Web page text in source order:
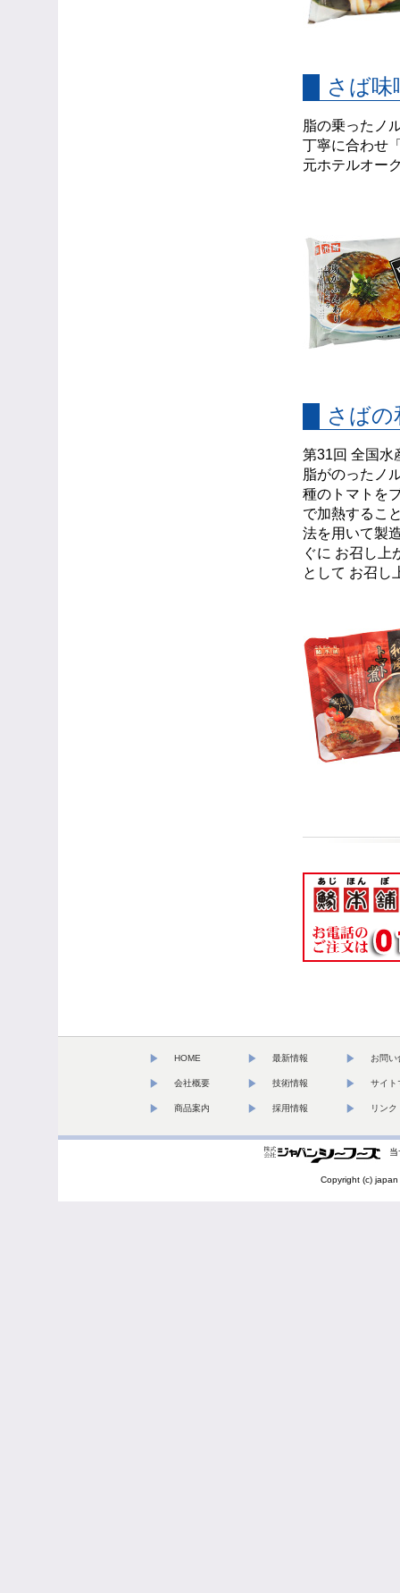
さば味
脂の乗ったノ
丁寧に合わせ
元ホテルオー
さば
第31回 全国水
脂がのったノ
種のトマトを
で加熱するこ
法を用いて製
ぐに お召し上
として お召し
HOME 最新情報 お問い
会社概要 技術情報 サイト
商品案内 採用情報 リンク
Copyright (c)